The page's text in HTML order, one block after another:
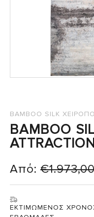
BAMBOO SILK
BAMBOO
Από: €
ΕΚΤΙΜΩΜΕΝΟΣ